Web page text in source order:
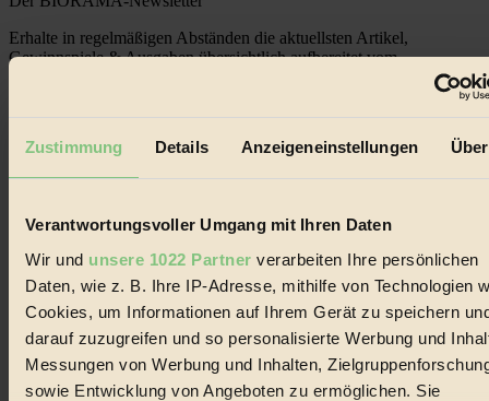
Zustimmung Details Anzeigeneinstellungen
Verantwortungsvoller Umgang mit Ihren Daten
Wir und unsere 1022 Partner verarbeiten Ihre persönlichen
Daten, wie z. B. Ihre IP-Adresse, mithilfe von Technologien
Cookies, um Informationen auf Ihrem Gerät zu speichern
darauf zuzugreifen und so personalisierte Werbung und
Messungen von Werbung und Inhalten,
sowie Entwicklung von Angeboten zu ermöglichen. Sie
Erhalte in regelmäßigen Abständen die aktuellsten Artikel,
Gewinnspiele & Ausgaben übersichtlich aufbereitet vom
Jetzt eintragen:
© 2026 Biorama GmbH
Impressum & Disclaimer
Datenschutz
Mediadaten